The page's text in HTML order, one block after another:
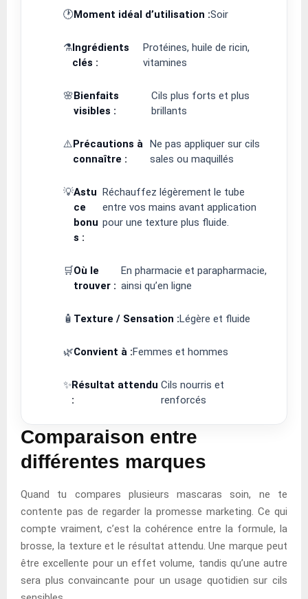
🕐Moment idéal d’utilisation :Soir
⚗️Ingrédients
clés :
Protéines, huile de ricin,
vitamines
🌸Bienfaits
visibles :
Cils plus forts et plus
brillants
⚠️Précautions à
connaître :
Ne pas appliquer sur cils
sales ou maquillés
💡Astu
ce
bonu
s :
Réchauffez légèrement le tube
entre vos mains avant application
pour une texture plus fluide.
🛒Où le
trouver :
En pharmacie et parapharmacie,
ainsi qu’en ligne
🧴 Texture / Sensation :Légère et fluide
🌿Convient à :Femmes et hommes
✨Résultat attendu
:
Cils nourris et
renforcés
Comparaison entre
différentes marques
Quand tu compares plusieurs mascaras soin, ne te
contente pas de regarder la promesse marketing. Ce qui
compte vraiment, c’est la cohérence entre la formule, la
brosse, la texture et le résultat attendu. Une marque peut
être excellente pour un effet volume, tandis qu’une autre
sera plus convaincante pour un usage quotidien sur cils